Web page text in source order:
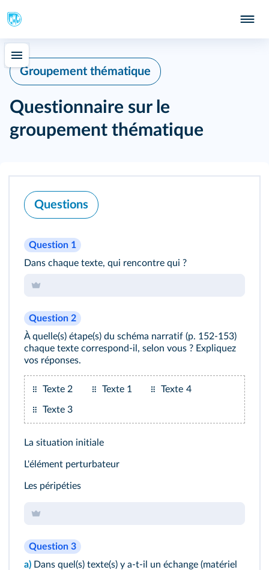
Groupement thématique
Questionnaire sur le
groupement thématique
Questions
Question 1
Dans chaque texte, qui rencontre qui ?
Question 2
À quelle(s) étape(s) du schéma narratif (p. 152-153)
chaque texte correspond-il, selon vous ? Expliquez
vos réponses.
Texte 2 Texte 1 Texte 4
Texte 3
La situation initiale
L'élément perturbateur
Les péripéties
Question 3
a) Dans quel(s) texte(s) y a-t-il un échange (matériel